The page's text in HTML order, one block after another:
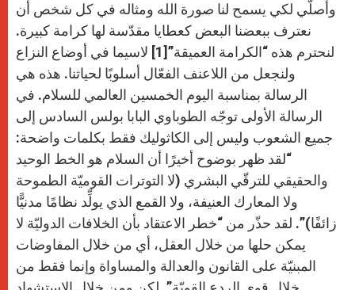
وأُصلّي لكي يسمح لنا صورة الله ومثاله في كل شخص أن
نعترف ببعضنا البعض كعطايا مقدّسة لها كرامة كبيرة.
لنحترم هذه “الكرامة العميقة”[1] لاسيما في أوضاع النزاع
ولنجعل من اللاعنف الفعّال أسلوبًا لحياتنا. هذه هي
الرسالة بمناسبة اليوم الخمسين العالمي للسلام. في
الرسالة الأولى توجّه الطوباوي البابا بولس السادس إلى
جميع الشعوب وليس إلى الكاثوليك فقط بكلمات واضحة:
“لقد ظهر بوضوح أخيرًا أن السلام هو الخط الوحيد
والحقيقي للترقّي البشري (لا التوترات القوميّة الطموحة
ولا المعارك العنيفة، ولا القمع الذي يولِّد نظامًا مدنيًّا
زائفًا)”. لقد حذّر من “خطر الاعتقاد بأن الخلافات الدوليّة لا
يمكن حلها من خلال العقل، أي من خلال المفاوضات
المبنيّة على القانون والعدالة والمساواة وإنما فقط من